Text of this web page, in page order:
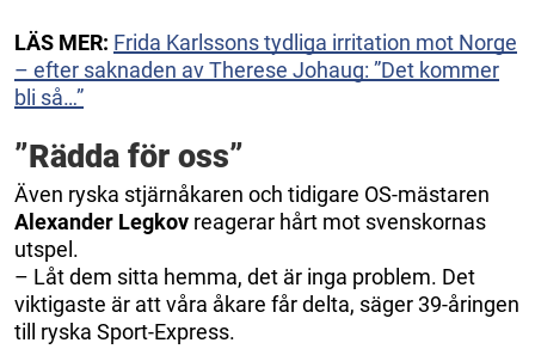
LÄS MER: Frida Karlssons tydliga irritation mot Norge
– efter saknaden av Therese Johaug: ”Det kommer
bli så…”
”Rädda för oss”
Även ryska stjärnåkaren och tidigare OS-mästaren
Alexander Legkov reagerar hårt mot svenskornas
utspel.
– Låt dem sitta hemma, det är inga problem. Det
viktigaste är att våra åkare får delta, säger 39-åringen
till ryska Sport-Express.